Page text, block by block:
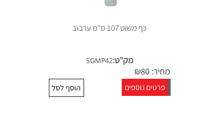
כף משוט 107 ס"מ ערבוב
מק"ט:SGMP42
מחיר: ₪80
פרטים נוספים הוסף לסל